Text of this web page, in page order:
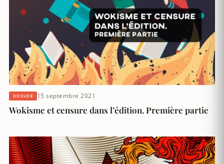
DOSSIER 15 septembre 2021
Wokisme et censure dans l’édition. Première partie